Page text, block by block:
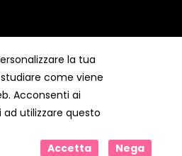
SolutionbySTUDIO
la tua
come viene
Acconsenti ai
utilizzare questo
Accetta
Nega